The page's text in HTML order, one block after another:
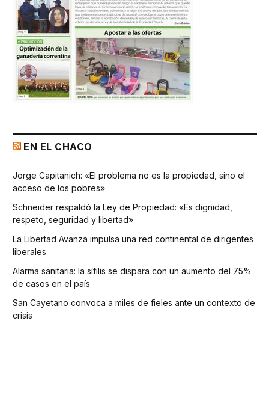
EN EL CHACO
Jorge Capitanich: «El problema no es la propiedad, sino el
acceso de los pobres»
Schneider respaldó la Ley de Propiedad: «Es dignidad,
respeto, seguridad y libertad»
La Libertad Avanza impulsa una red continental de dirigentes
liberales
Alarma sanitaria: la sífilis se dispara con un aumento del 75%
de casos en el país
San Cayetano convoca a miles de fieles ante un contexto de
crisis